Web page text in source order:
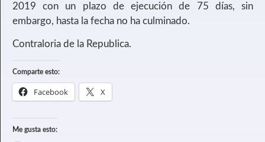
2019 con un plazo de ejecución de 75 días, sin
embargo, hasta la fecha no ha culminado.
Contraloria de la Republica.
Comparte esto:
Facebook X
Me gusta esto: